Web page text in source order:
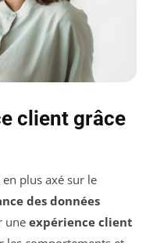
client grâce
plus axé sur le
des données
uneexpérience client